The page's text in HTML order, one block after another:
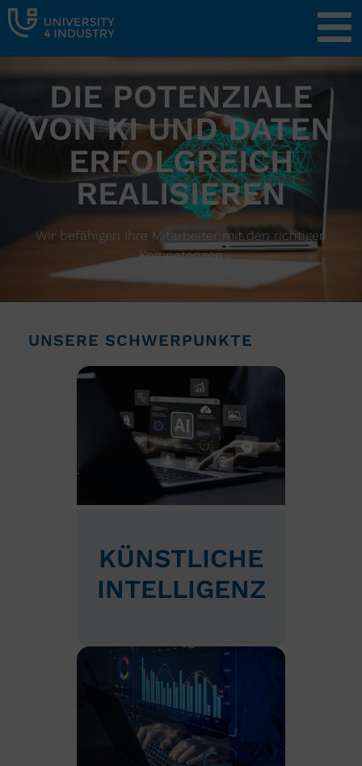
DIE POTENZIALE
VON KI UND DATEN
ERFOLGREICH
REALISIEREN
Wir befähigen Ihre Mitarbeiter mit den richtigen
Kompetenzen
UNSERE SCHWERPUNKTE
KÜNSTLICHE
INTELLIGENZ